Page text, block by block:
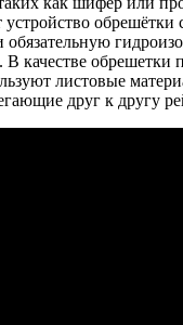
устройство обрешётки
обязательную
В качестве обрешетки
листовые
друг к другу